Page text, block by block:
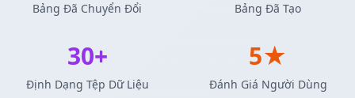
Bảng Đã Chuyển Đổi Bảng Đã Tạo
30+
Định Dạng Tệp Dữ Liệu
5★
Đánh Giá Người Dùng